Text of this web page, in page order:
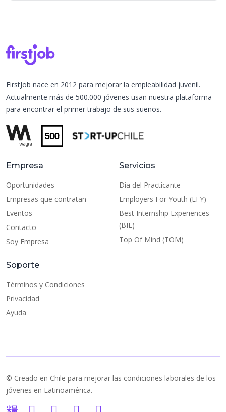
FirstJob nace en 2012 para mejorar la empleabilidad juvenil.
Actualmente más de 500.000 jóvenes usan nuestra plataforma
para encontrar el primer trabajo de sus sueños.
Empresa
Oportunidades
Empresas que contratan
Eventos
Contacto
Soy Empresa
Servicios
Día del Practicante
Employers For Youth (EFY)
Best Internship Experiences
(BIE)
Top Of Mind (TOM)
Soporte
Términos y Condiciones
Privacidad
Ayuda
© Creado en Chile para mejorar las condiciones laborales de los
jóvenes en Latinoamérica.